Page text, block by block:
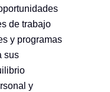
de trabajo
y programas
sus
y